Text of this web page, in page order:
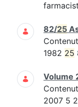
82/25
1982 25
Volume
2007 5